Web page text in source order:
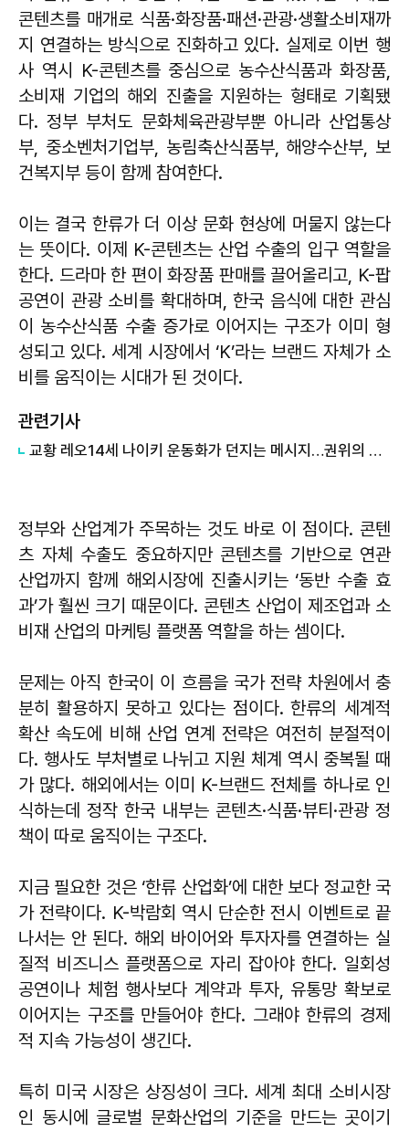
콘텐츠를 매개로 식품·화장품·패션·관광·생활소비재까
지 연결하는 방식으로 진화하고 있다. 실제로 이번 행
사 역시 K-콘텐츠를 중심으로 농수산식품과 화장품,
소비재 기업의 해외 진출을 지원하는 형태로 기획됐
다. 정부 부처도 문화체육관광부뿐 아니라 산업통상
부, 중소벤처기업부, 농림축산식품부, 해양수산부, 보
건복지부 등이 함께 참여한다.
이는 결국 한류가 더 이상 문화 현상에 머물지 않는다
는 뜻이다. 이제 K-콘텐츠는 산업 수출의 입구 역할을
한다. 드라마 한 편이 화장품 판매를 끌어올리고, K-팝
공연이 관광 소비를 확대하며, 한국 음식에 대한 관심
이 농수산식품 수출 증가로 이어지는 구조가 이미 형
성되고 있다. 세계 시장에서 ‘K’라는 브랜드 자체가 소
비를 움직이는 시대가 된 것이다.
관련기사
교황 레오14세 나이키 운동화가 던지는 메시지…권위의 시대에서 공감의 시대로
정부와 산업계가 주목하는 것도 바로 이 점이다. 콘텐
츠 자체 수출도 중요하지만 콘텐츠를 기반으로 연관
산업까지 함께 해외시장에 진출시키는 ‘동반 수출 효
과’가 훨씬 크기 때문이다. 콘텐츠 산업이 제조업과 소
비재 산업의 마케팅 플랫폼 역할을 하는 셈이다.
문제는 아직 한국이 이 흐름을 국가 전략 차원에서 충
분히 활용하지 못하고 있다는 점이다. 한류의 세계적
확산 속도에 비해 산업 연계 전략은 여전히 분절적이
다. 행사도 부처별로 나뉘고 지원 체계 역시 중복될 때
가 많다. 해외에서는 이미 K-브랜드 전체를 하나로 인
식하는데 정작 한국 내부는 콘텐츠·식품·뷰티·관광 정
책이 따로 움직이는 구조다.
지금 필요한 것은 ‘한류 산업화’에 대한 보다 정교한 국
가 전략이다. K-박람회 역시 단순한 전시 이벤트로 끝
나서는 안 된다. 해외 바이어와 투자자를 연결하는 실
질적 비즈니스 플랫폼으로 자리 잡아야 한다. 일회성
공연이나 체험 행사보다 계약과 투자, 유통망 확보로
이어지는 구조를 만들어야 한다. 그래야 한류의 경제
적 지속 가능성이 생긴다.
특히 미국 시장은 상징성이 크다. 세계 최대 소비시장
인 동시에 글로벌 문화산업의 기준을 만드는 곳이기